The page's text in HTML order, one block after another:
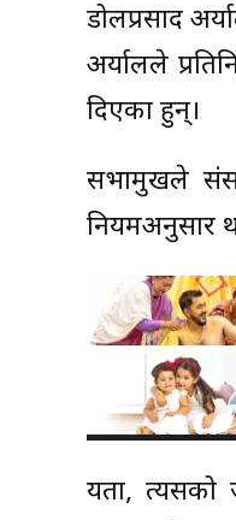
डोलप्रसाद
अर्यालले
दिएका हुन्।
सभामुखले
नियमअनुसार
यता, त्यसको